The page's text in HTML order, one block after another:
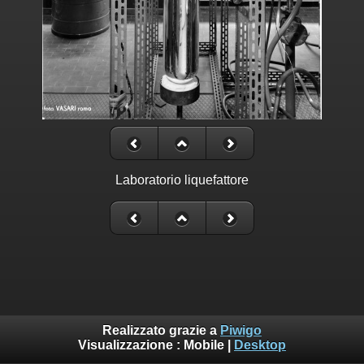
Laboratorio liquefattore
Realizzato grazie a Piwigo
Visualizzazione : Mobile Desktop